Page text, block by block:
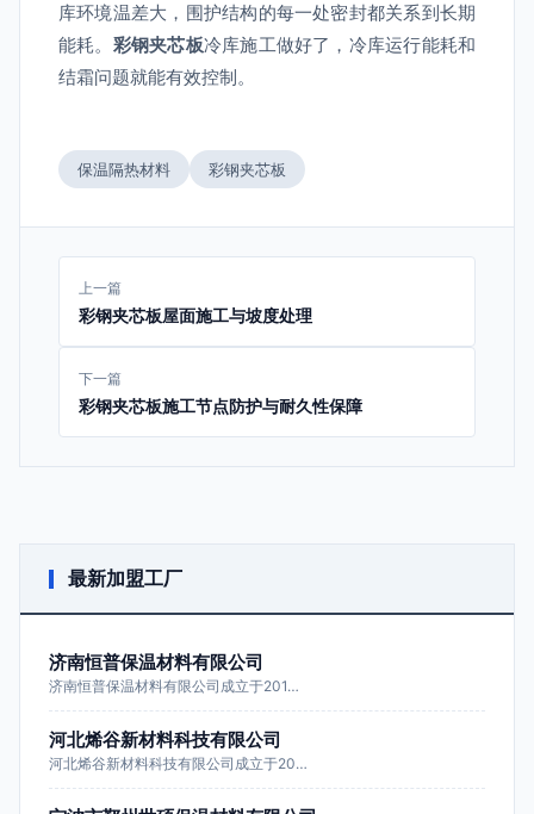
库环境温差大，围护结构的每一处密封都关系到长期
能耗。 彩钢夹芯板冷库施工做好了，冷库运行能耗和
结霜问题就能有效控制。
保温隔热材料 彩钢夹芯板
上一篇
彩钢夹芯板屋面施工与坡度处理
下一篇
彩钢夹芯板施工节点防护与耐久性保障
最新加盟工厂
济南恒普保温材料有限公司
济南恒普保温材料有限公司成立于201…
河北烯谷新材料科技有限公司
河北烯谷新材料科技有限公司成立于20…